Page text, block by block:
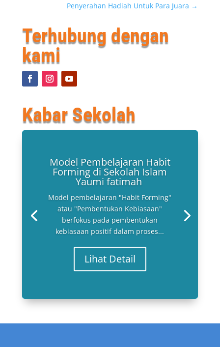
Penyerahan Hadiah Untuk Para Juara →
Terhubung dengan
kami
Kabar Sekolah
Model Pembelajaran Habit
Forming di Sekolah Islam
Yaumi fatimah
Model pembelajaran "Habit Forming"
atau "Pembentukan Kebiasaan"
berfokus pada pembentukan
kebiasaan positif dalam proses...
Lihat Detail